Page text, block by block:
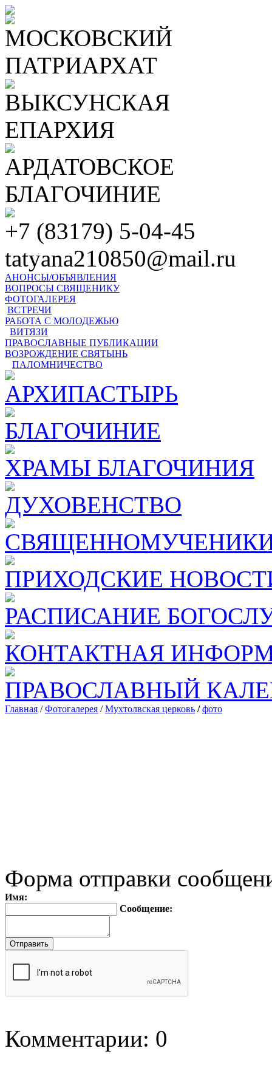
МОСКОВСКИЙ
ПАТРИАРХАТ
ВЫКСУНСКАЯ
ЕПАРХИЯ
АРДАТОВСКОЕ
БЛАГОЧИНИЕ
+7 (83179) 5-04-45
tatyana210850@mail.ru
АНОНСЫ/ОБЪЯВЛЕНИЯ
ВОПРОСЫ СВЯЩЕНИКУ
ФОТОГАЛЕРЕЯ
ВСТРЕЧИ
РАБОТА С МОЛОДЕЖЬЮ
ВИТЯЗИ
ПРАВОСЛАВНЫЕ ПУБЛИКАЦИИ
ВОЗРОЖДЕНИЕ СВЯТЫНЬ
ПАЛОМНИЧЕСТВО
АРХИПАСТЫРЬ
БЛАГОЧИНИЕ
ХРАМЫ БЛАГОЧИНИЯ
ДУХОВЕНСТВО
ПРИХОДСКИЕ
РАСПИСАНИЕ
КОНТАКТНАЯ
ПРАВОСЛАВНЫЙ
Главная /Фотогалерея /Мухтолвская церковь /фото
Форма отправки
Имя:
Сообщение:
Комментарии: 0